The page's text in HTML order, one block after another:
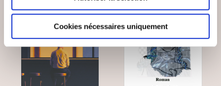
Cookies nécessaires uniquement